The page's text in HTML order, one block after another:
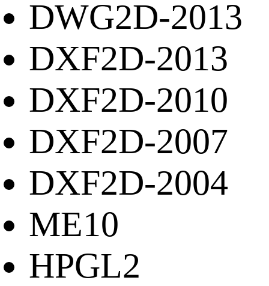
DWG2D-2013
DXF2D-2013
DXF2D-2010
DXF2D-2007
DXF2D-2004
ME10
HPGL2